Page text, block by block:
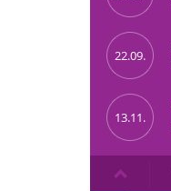
22.09.
13.11.